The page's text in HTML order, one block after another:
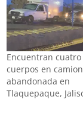
Encuentran cuatro
cuerpos en
abandonada en
Tlaquepaque,